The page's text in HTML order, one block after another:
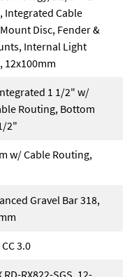
Integrated Cable
Disc, Fender &
Internal Light
12x100mm
1 1/2" w/
Routing, Bottom
2"
w/ Cable Routing,
Gravel Bar 318,
3.0